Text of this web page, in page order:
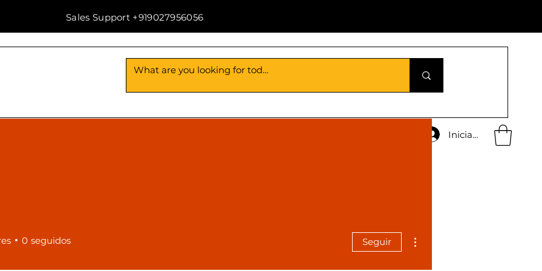
Sales Support +919027956056
Iniciar sesión
0 seguidos Seguir